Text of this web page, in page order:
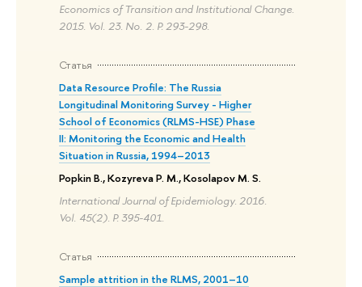
Economics of Transition and Institutional Change.
2015. Vol. 23. No. 2. P. 293-298.
Статья
Data Resource Profile: The Russia
Longitudinal Monitoring Survey - Higher
School of Economics (RLMS-HSE) Phase
II: Monitoring the Economic and Health
Situation in Russia, 1994–2013
Popkin B., Kozyreva P. M., Kosolapov M. S.
International Journal of Epidemiology. 2016.
Vol. 45(2). P. 395-401.
Статья
Sample attrition in the RLMS, 2001–10